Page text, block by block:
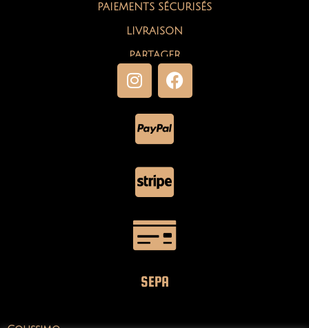
PAIEMENTS SÉCURISÉS
LIVRAISON
PARTAGER
SEPA